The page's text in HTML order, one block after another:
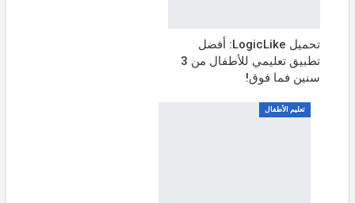
تحميل LogicLike: أفضل
تطبيق تعليمي للأطفال من 3
سنين فما فوق!
تعليم الأطفال